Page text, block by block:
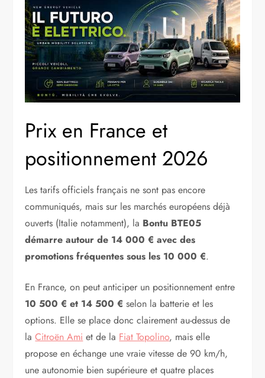
Prix en France et
positionnement 2026
Les tarifs officiels français ne sont pas encore
communiqués, mais sur les marchés européens déjà
ouverts (Italie notamment), la Bontu BTE05
démarre autour de 14 000 € avec des
promotions fréquentes sous les 10 000 €.
En France, on peut anticiper un positionnement entre
10 500 € et 14 500 € selon la batterie et les
options. Elle se place donc clairement au-dessus de
laCitroën Ami et de la Fiat Topolino, mais elle
propose en échange une vraie vitesse de 90 km/h,
une autonomie bien supérieure et quatre places